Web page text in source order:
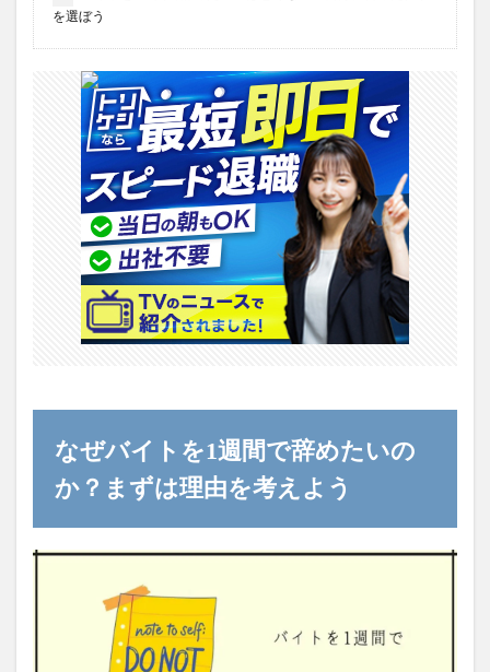
を選ぼう
なぜバイトを1週間で辞めたいの
か？まずは理由を考えよう